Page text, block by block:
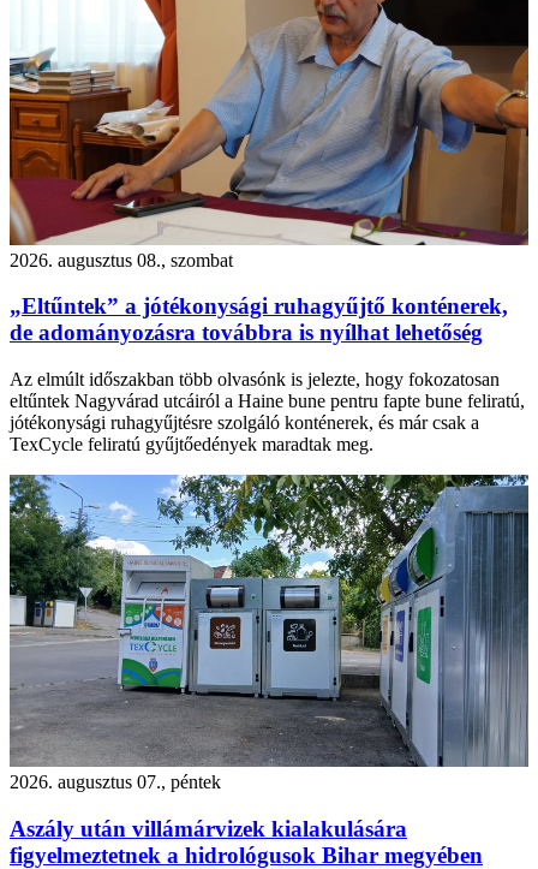
2026. augusztus 08., szombat
„Eltűntek” a jótékonysági ruhagyűjtő konténerek,
de adományozásra továbbra is nyílhat lehetőség
Az elmúlt időszakban több olvasónk is jelezte, hogy fokozatosan
eltűntek Nagyvárad utcáiról a Haine bune pentru fapte bune feliratú,
jótékonysági ruhagyűjtésre szolgáló konténerek, és már csak a
TexCycle feliratú gyűjtőedények maradtak meg.
2026. augusztus 07., péntek
Aszály után villámárvizek kialakulására
figyelmeztetnek a hidrológusok Bihar megyében